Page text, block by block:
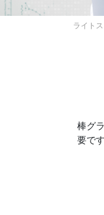
ライト
棒グ
要です